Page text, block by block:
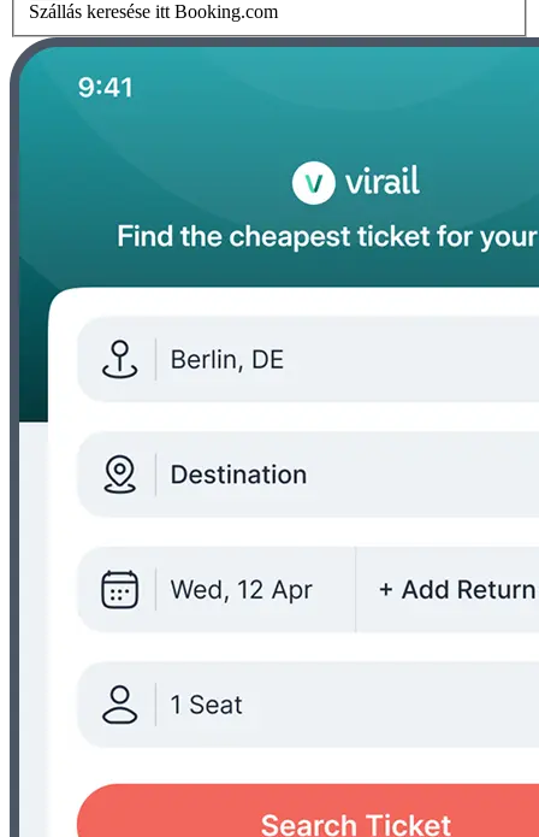
Szállás keresése itt Booking.com